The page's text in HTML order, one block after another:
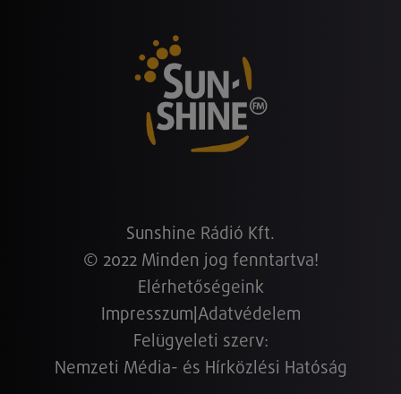
Sunshine Rádió Kft.
© 2022 Minden jog fenntartva!
Elérhetőségeink
Impresszum Adatvédelem
Felügyeleti szerv:
Nemzeti Média- és Hírközlési Hatóság